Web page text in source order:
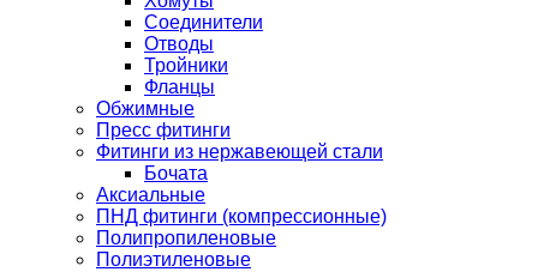
Соединители
Отводы
Тройники
Фланцы
Обжимные
Пресс фитинги
Фитинги из нержавеющей стали
Бочата
Аксиальные
ПНД фитинги (компрессионные)
Полипропиленовые
Полиэтиленовые